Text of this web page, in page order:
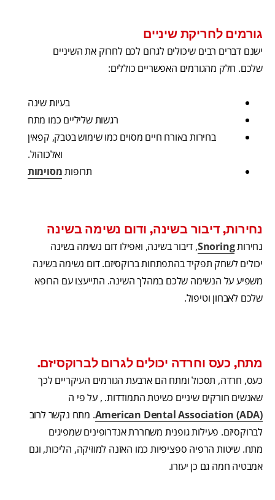
גורמים לחריקת שיניים
ישנם דברים רבים שיכולים לגרום לכם לחרוק את השיניים
שלכם. חלק מהגורמים האפשריים כוללים:
בעיות שינה
רגשות שליליים כמו מתח
בחירות באורח חיים מסוים כמו שימוש בטבק, קפאין
ואלכוהול.
תרופותמסוימות
נחירות, דיבור בשינה, ודום נשימה בשינה
נחירותSnoring, דיבור בשינה, ואפילו דום נשימה בשינה
יכולים לשחק תפקיד בהתפתחות ברוקסיזם. דום נשימה בשינה
משפיע על הנשימה שלכם במהלך השינה. התייעצו עם הרופא
שלכם לאבחון וטיפול.
מתח, כעס וחרדה יכולים לגרום לברוקסיזם.
כעס, חרדה, תסכול ומתח הם ארבעת הגורמים העיקריים לכך
שאנשים חורקים שיניים כשיטת התמודדות. , על פי ה
American Dental Association (ADA). מתח נקשר לרוב
לברוקסיזם. פעילות גופנית משחררת אנדרופינים שמפיגים
מתח. שיטות הרפיה ספציפיות כמו האזנה למוזיקה, הליכות, וגם
אמבטיה חמה גם כן יעזרו.